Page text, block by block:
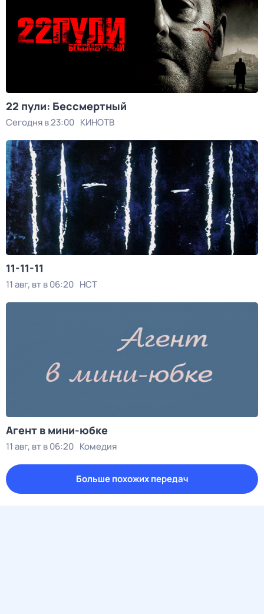
22 пули: Бессмертный
Сегодня в 23:00 КИНОТВ
11-11-11
11 авг, вт в 06:20 НСТ
Агент в мини-юбке
11 авг, вт в 06:20 Комедия
Больше похожих передач